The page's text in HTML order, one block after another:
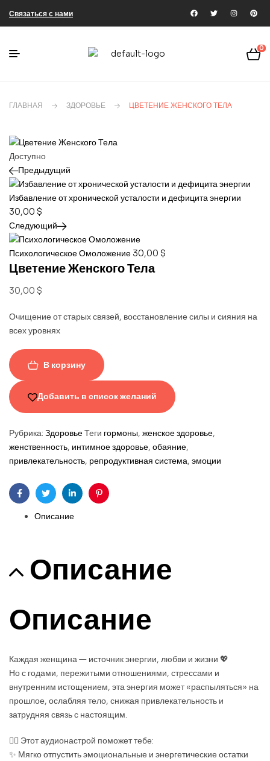
Связаться с нами
0
ГЛАВНАЯ ЗДОРОВЬЕ ЦВЕТЕНИЕ ЖЕНСКОГО ТЕЛА
Доступно
Предыдущий
Избавление от хронической усталости и дефицита энергии
30,00 $
Следующий
Психологическое Омоложение 30,00 $
Цветение Женского Тела
30,00 $
Очищение от старых связей, восстановление силы и сияния на
всех уровнях
В корзину
Добавить в список желаний
Рубрика: ЗдоровьеТеги гормоны, женское здоровье,
женственность, интимное здоровье, обаяние,
привлекательность, репродуктивная система, эмоции
FacebookTwitterLinkedinPinterest
Описание
Описание
Описание
Каждая женщина — источник энергии, любви и жизни 💖
Но с годами, пережитыми отношениями, стрессами и
внутренним истощением, эта энергия может «распыляться» на
прошлое, ослабляя тело, снижая привлекательность и
затрудняя связь с настоящим.
🧘‍♀️ Этот аудионастрой поможет тебе:
✨ Мягко отпустить эмоциональные и энергетические остатки